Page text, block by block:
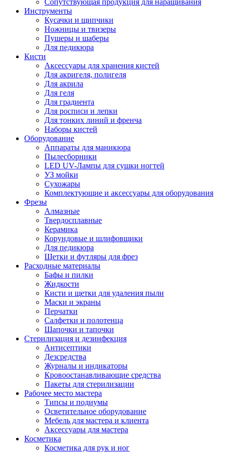
Сопутствующая продукция для наращивания
Инструменты
Кусачки и щипчики
Ножницы и твизеры
Пушеры и шаберы
Для педикюра
Кисти
Аксессуары для хранения кистей
Для акригеля, полигеля
Для акрила
Для геля
Для градиента
Для росписи и лепки
Для тонких линий и френча
Наборы кистей
Оборудование
Аппараты для маникюра
Пылесборники
LED UV-Лампы для сушки ногтей
УЗ мойки
Сухожары
Комплектующие и аксессуары для оборудования
Фрезы
Алмазные
Твердосплавные
Керамика
Корундовые и шлифовщики
Для педикюра
Щетки и футляры для фрез
Расходные материалы
Бафы и пилки
Жидкости
Кисти и щетки для удаления пыли
Маски и экраны
Перчатки
Салфетки и полотенца
Шапочки и тапочки
Стерилизация и дезинфекция
Антисептики
Дезсредства
Журналы и индикаторы
Кровоостанавливающие средства
Пакеты для стерилизации
Рабочее место мастера
Типсы и подиумы
Осветительное оборудование
Мебель для мастера и клиента
Аксессуары для мастера
Косметика
Косметика для рук и ног